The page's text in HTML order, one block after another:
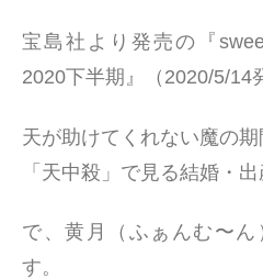
日
宝島社より発売の『
2020下半期』（2020/5/14
天が助けてくれない魔の期
「天中殺」で見る結婚・
で、黄月（ふぁんむ〜ん
す。